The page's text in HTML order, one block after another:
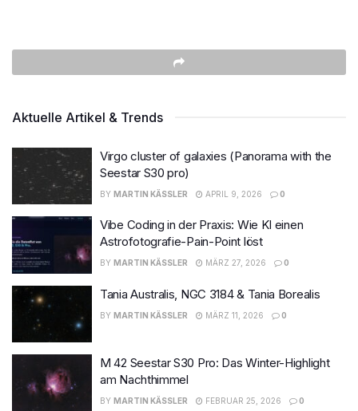
Aktuelle Artikel & Trends
Virgo cluster of galaxies (Panorama with the
Seestar S30 pro)
BY MARTIN KÄSSLER APRIL 9, 2026 0
Vibe Coding in der Praxis: Wie KI einen
Astrofotografie-Pain-Point löst
BY MARTIN KÄSSLER MÄRZ 27, 2026 0
Tania Australis, NGC 3184 & Tania Borealis
BY MARTIN KÄSSLER MÄRZ 11, 2026 0
M 42 Seestar S30 Pro: Das Winter-Highlight
am Nachthimmel
BY MARTIN KÄSSLER FEBRUAR 25, 2026 0